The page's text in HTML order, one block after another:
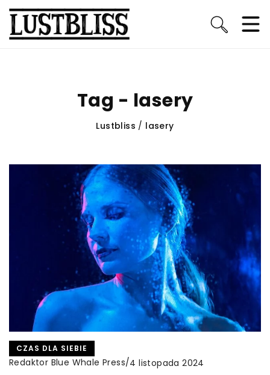
Tag - lasery
Lustbliss / lasery
CZAS DLA SIEBIE
Redaktor Blue Whale Press/4 listopada 2024